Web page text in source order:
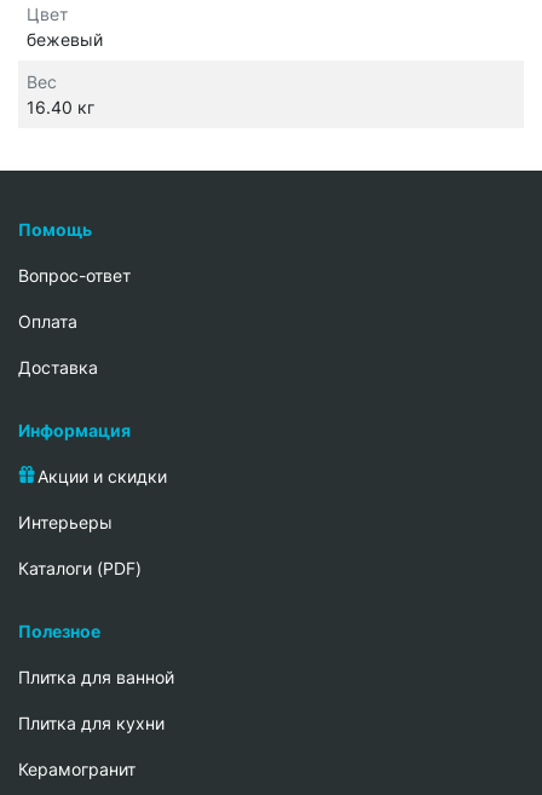
Цвет
бежевый
Вес
16.40 кг
Помощь
Вопрос-ответ
Oплата
Доставка
Информация
Акции и скидки
Интерьеры
Каталоги (PDF)
Полезное
Плитка для ванной
Плитка для кухни
Керамогранит